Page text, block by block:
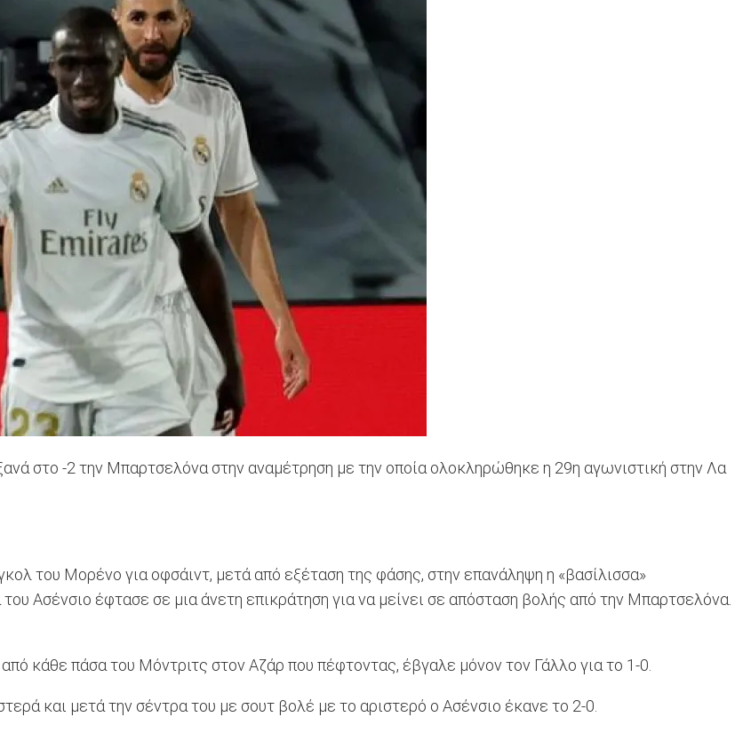
στο -2 την Μπαρτσελόνα στην αναμέτρηση με την οποία ολοκληρώθηκε η 29η αγωνιστική στην Λα
του Μορένο για οφσάιντ, μετά από εξέταση της φάσης, στην επανάληψη η «βασίλισσα»
Ασένσιο έφτασε σε μια άνετη επικράτηση για να μείνει σε απόσταση βολής από την Μπαρτσελόνα.
κάθε πάσα του Μόντριτς στον Αζάρ που πέφτοντας, έβγαλε μόνον τον Γάλλο για το 1-0.
και μετά την σέντρα του με σουτ βολέ με το αριστερό ο Ασένσιο έκανε το 2-0.